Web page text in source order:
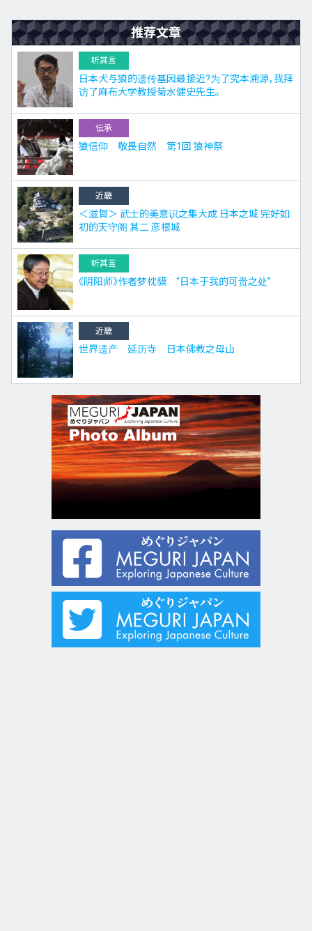
推荐文章
听其言
日本犬与狼的遗传基因最接近?为了究本溯源，我拜
访了麻布大学教授菊水健史先生。
伝承
狼信仰 敬畏自然 第1回 狼神祭
近畿
＜滋賀＞ 武士的美意识之集大成 日本之城 完好如
初的天守阁 其二 彦根城
听其言
《阴阳师》作者梦枕貘 “日本于我的可贵之处”
近畿
世界遗产 延历寺 日本佛教之母山